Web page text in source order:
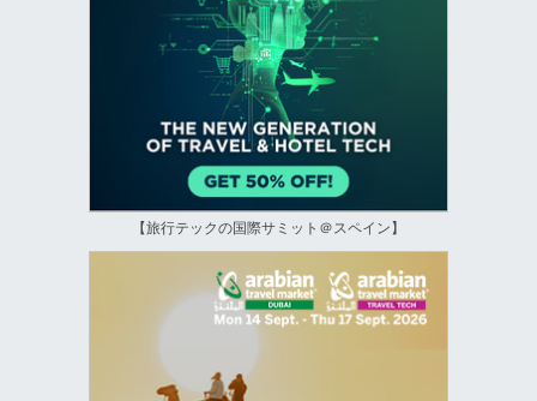
【旅行テックの国際サミット＠スペイン】